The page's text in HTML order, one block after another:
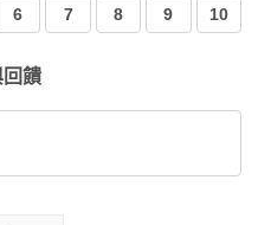
6 7 8 9 10
饋